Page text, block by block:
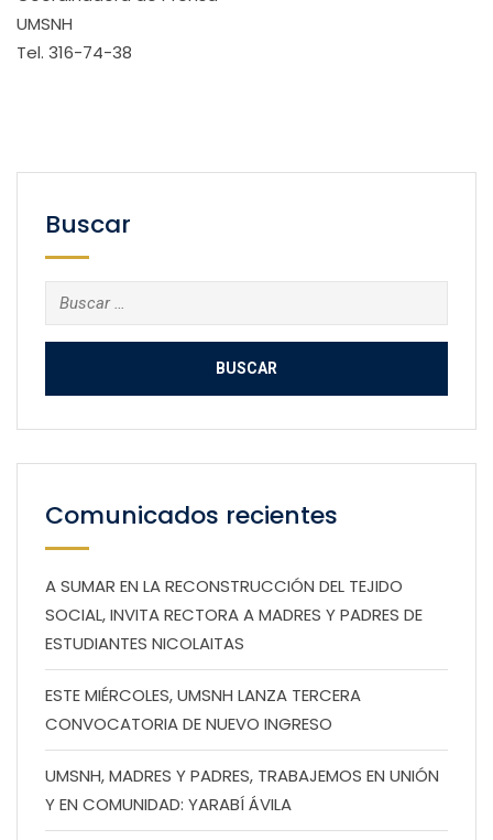
UMSNH
Tel. 316-74-38
Buscar
Buscar:
Comunicados recientes
A SUMAR EN LA RECONSTRUCCIÓN DEL TEJIDO
SOCIAL, INVITA RECTORA A MADRES Y PADRES DE
ESTUDIANTES NICOLAITAS
ESTE MIÉRCOLES, UMSNH LANZA TERCERA
CONVOCATORIA DE NUEVO INGRESO
UMSNH, MADRES Y PADRES, TRABAJEMOS EN UNIÓN
Y EN COMUNIDAD: YARABÍ ÁVILA